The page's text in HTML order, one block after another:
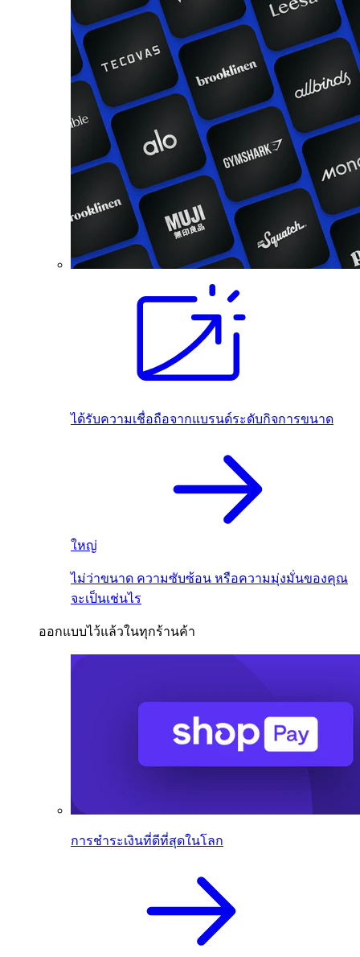
ได้รับความเชื่อถือจากแบรนด์ระดับกิจการขนาด
ใหญ่
ไม่ว่าขนาด ความซับซ้อน หรือความมุ่งมั่นของคุณ
จะเป็นเช่นไร
ออกแบบไว้แล้วในทุกร้านค้า
การชำระเงินที่ดีที่สุดในโลก